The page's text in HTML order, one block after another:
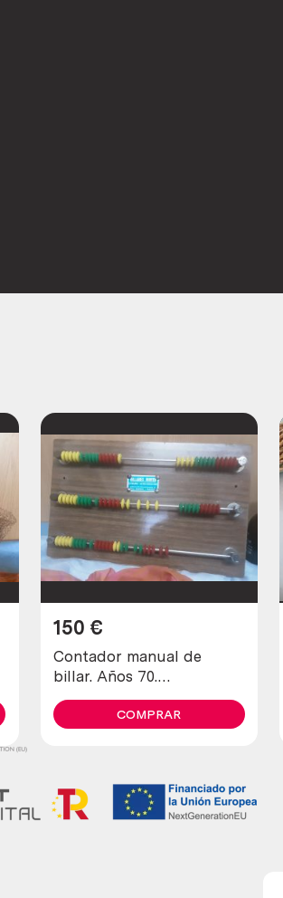
Contador manual de
billar. Años 70.
Emblemático objeto.
150 €
COMPRAR